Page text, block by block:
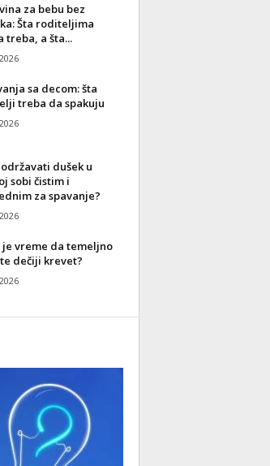
za bebu bez
Šta roditeljima
treba, a šta...
sa decom: šta
treba da spakuju
održavati dušek u
sobi čistim i
za spavanje?
je vreme da temeljno
dečiji krevet?